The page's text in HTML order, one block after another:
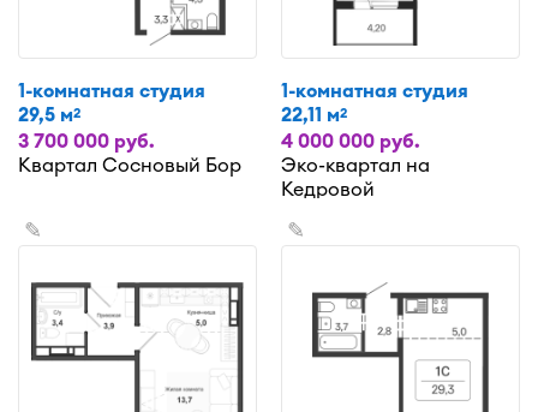
1-комнатная студия
29,5 м2
3 700 000 руб.
Квартал Сосновый Бор
1-комнатная студия
22,11 м2
4 000 000 руб.
Эко-квартал на
Кедровой
✎ ✎